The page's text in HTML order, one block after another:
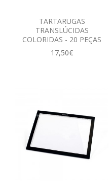
TARTARUGAS
TRANSLÚCIDAS
COLORIDAS - 20 PEÇAS
17,50€